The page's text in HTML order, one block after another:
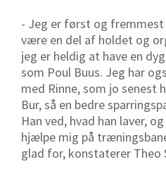
- Jeg er først og
være en del af holdet og
jeg er heldig at have en
som Poul Buus. Jeg har
med Rinne, som jo senest
Bur, så en bedre
Han ved, hvad han laver,
hjælpe mig på
glad for, konstaterer Theo